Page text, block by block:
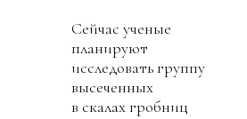
Сейчас ученые
планируют
исследовать группу
высеченных
в скалах гробниц